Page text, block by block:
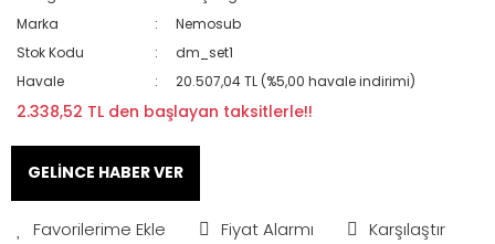
Marka
Nemosub
Stok Kodu
dm_set1
Havale
20.507,04 TL (%5,00 havale indirimi)
2.338,52 TL den başlayan taksitlerle!!
GELİNCE HABER VER
Fiyat Alarmı Karşılaştır